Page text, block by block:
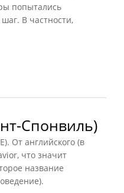
попытались
В частности,
Спонвиль)
От английского (в
что значит
название